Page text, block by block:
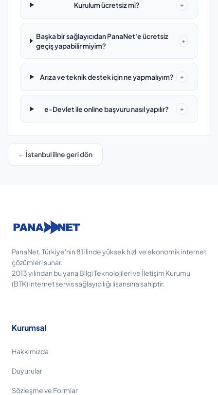
Kurulum ücretsiz mi? +
Başka bir sağlayıcıdan PanaNet'e ücretsiz
geçiş yapabilir miyim?
+
Arıza ve teknik destek için ne yapmalıyım? +
e-Devlet ile online başvuru nasıl yapılır? +
← İstanbul iline geri dön
PanaNet, Türkiye'nin 81 ilinde yüksek hızlı ve ekonomik internet
çözümleri sunar.
2013 yılından bu yana Bilgi Teknolojileri ve İletişim Kurumu
(BTK) internet servis sağlayıcılığı lisansına sahiptir.
Kurumsal
Hakkımızda
Duyurular
Sözleşme ve Formlar